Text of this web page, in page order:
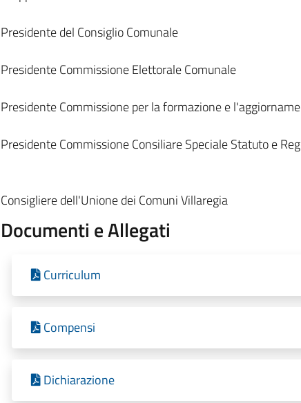
Presidente del Consiglio Comunale
Presidente Commissione Elettorale Comunale
Presidente Commissione per la formazione e
Presidente Commissione Consiliare Speciale Statuto e
Consigliere dell'Unione dei Comuni Villaregia
Documenti e Allegati
Curriculum
Compensi
Dichiarazione